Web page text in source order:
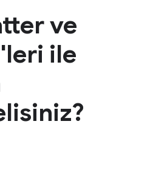
ve
ile